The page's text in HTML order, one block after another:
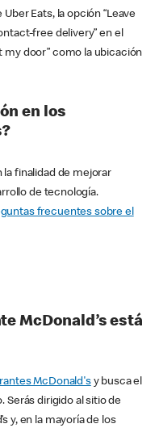
Eats, la opción “Leave
free delivery” en el
my door” como la ubicación
en los
finalidad de mejorar
de tecnología.
frecuentes sobre el
McDonald’s está
McDonald'sy busca el
Serás dirigido al sitio de
y, en la mayoría de los